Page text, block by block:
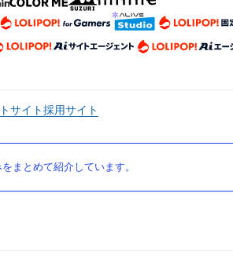
サイト採用サイト
まとめて紹介しています。